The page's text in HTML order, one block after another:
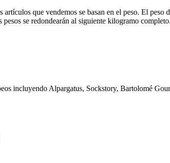
que vendemos se basan en el peso. El
se redondearán al siguiente kilogramo completo.
incluyendo Alpargatus, Sockstory, Bartolomé